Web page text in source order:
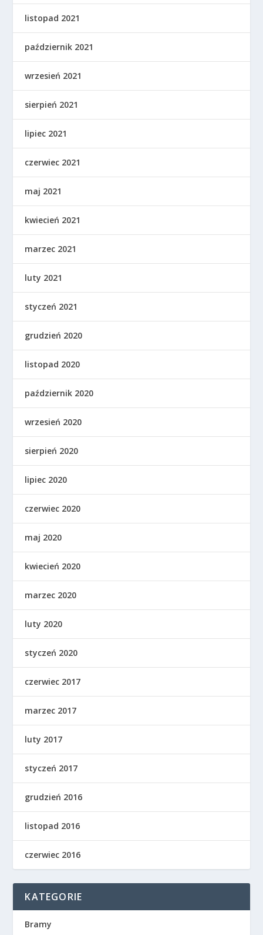
listopad 2021
październik 2021
wrzesień 2021
sierpień 2021
lipiec 2021
czerwiec 2021
maj 2021
kwiecień 2021
marzec 2021
luty 2021
styczeń 2021
grudzień 2020
listopad 2020
październik 2020
wrzesień 2020
sierpień 2020
lipiec 2020
czerwiec 2020
maj 2020
kwiecień 2020
marzec 2020
luty 2020
styczeń 2020
czerwiec 2017
marzec 2017
luty 2017
styczeń 2017
grudzień 2016
listopad 2016
czerwiec 2016
KATEGORIE
Bramy